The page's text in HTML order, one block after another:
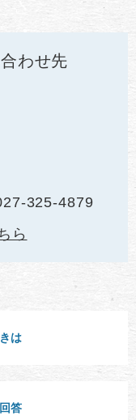
わせ先
325-4879
ら
は
答